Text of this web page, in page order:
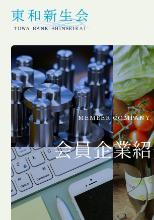
MEMBER COMPANY
会員企業